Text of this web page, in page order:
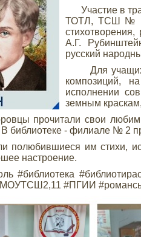
Участие в
ТОТЛ, ТСШ №
А.Г.
русский
Для учащихся
композиций,
исполнении
земным
прочитали свои
В библиотеке - филиале №
им стихи,
настроение.
#библиотека
#ПГИИ